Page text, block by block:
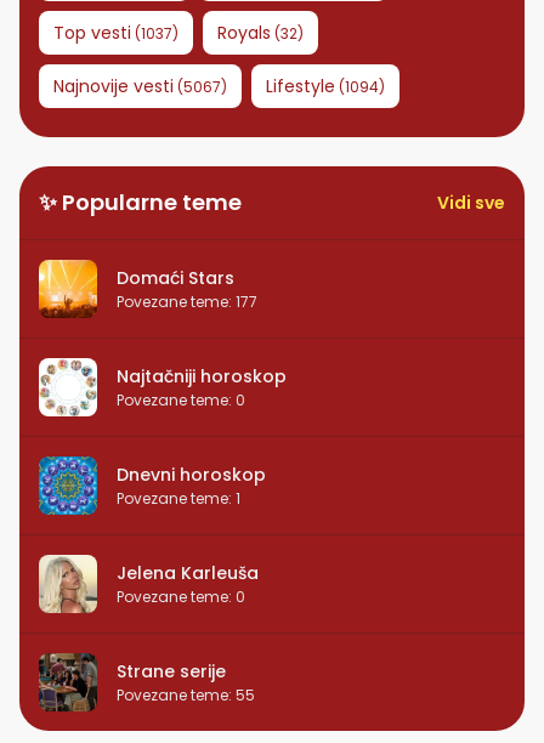
Top vesti (1037) Royals (32)
Najnovije vesti (5067) Lifestyle (1094)
✨ Popularne teme Vidi sve
Domaći Stars
Povezane teme: 177
Najtačniji horoskop
Povezane teme: 0
Dnevni horoskop
Povezane teme: 1
Jelena Karleuša
Povezane teme: 0
Strane serije
Povezane teme: 55